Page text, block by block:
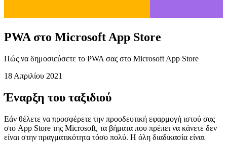
PWA στο Microsoft App Store
18 Απριλίου 2021
Έναρξη του ταξιδιού